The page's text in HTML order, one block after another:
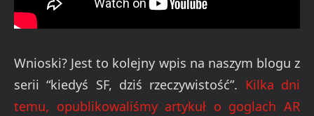
Wnioski? Jest to kolejny wpis na naszym blogu z
serii “kiedyś SF, dziś rzeczywistość”. Kilka dni
temu, opublikowaliśmy artykuł o goglach AR